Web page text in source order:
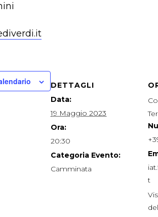
DETTAGLI
Data:
19 Maggio 2023
Ora:
20:30
Categoria Evento:
Camminata
t